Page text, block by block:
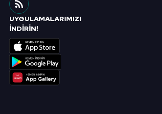
ilgili
UYGULAMALARIMIZI
İNDİRİN!